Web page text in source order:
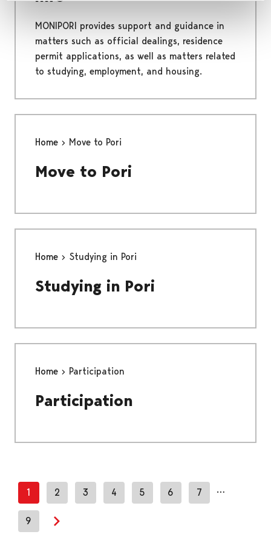
MONIPORI provides support and guidance in
matters such as official dealings, residence
permit applications, as well as matters related
to studying, employment, and housing.
Home Move to Pori
Move to Pori
Home Studying in Pori
Studying in Pori
Home Participation
Participation
1 2 3 4 5 6 7 …
9